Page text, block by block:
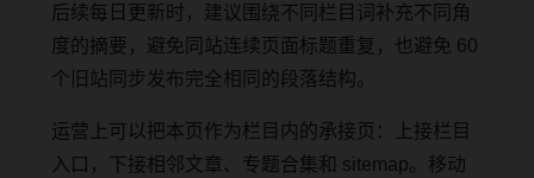
后续每日更新时，建议围绕不同栏目词补充不同角
度的摘要，避免同站连续页面标题重复，也避免 60
个旧站同步发布完全相同的段落结构。
运营上可以把本页作为栏目内的承接页：上接栏目
入口，下接相邻文章、专题合集和 sitemap。移动